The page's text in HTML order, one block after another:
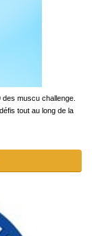
des muscu challenge.
tout au long de la